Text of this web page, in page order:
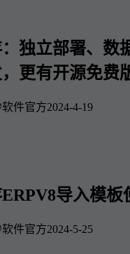
独立部署、数
更有开源免费
件官方2024-4-19
导入模板
件官方2024-5-25